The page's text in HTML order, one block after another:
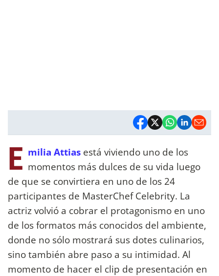
E milia Attias está viviendo uno de los
momentos más dulces de su vida luego
de que se convirtiera en uno de los 24
participantes de MasterChef Celebrity. La
actriz volvió a cobrar el protagonismo en uno
de los formatos más conocidos del ambiente,
donde no sólo mostrará sus dotes culinarios,
sino también abre paso a su intimidad. Al
momento de hacer el clip de presentación en